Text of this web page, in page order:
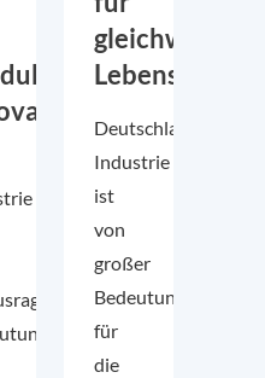
gleichwertige
Deutschlands
Industrie
ist
von
großer
Bedeutung
für
die